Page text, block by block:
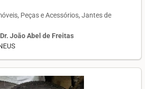
Peças e Acessórios Jantes de
João Abel de Freitas